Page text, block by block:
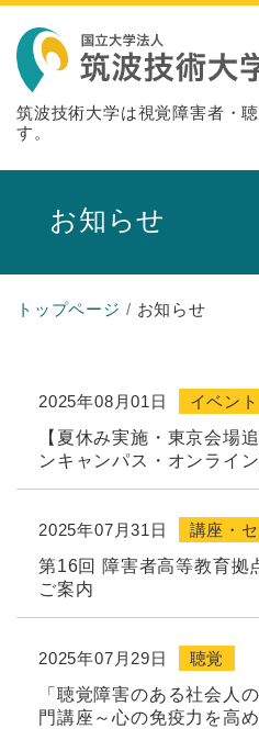
筑波技術大学は視覚障害者・
す。
お知らせ
トップページ お知らせ
2025年08月01日
イベント
【夏休み実施・東京会場
ンキャンパス・オンライ
2025年07月31日
講座・
第16回 障害者高等教育拠
ご案内
2025年07月29日
聴覚
「聴覚障害のある社会人
門講座～心の免疫力を高